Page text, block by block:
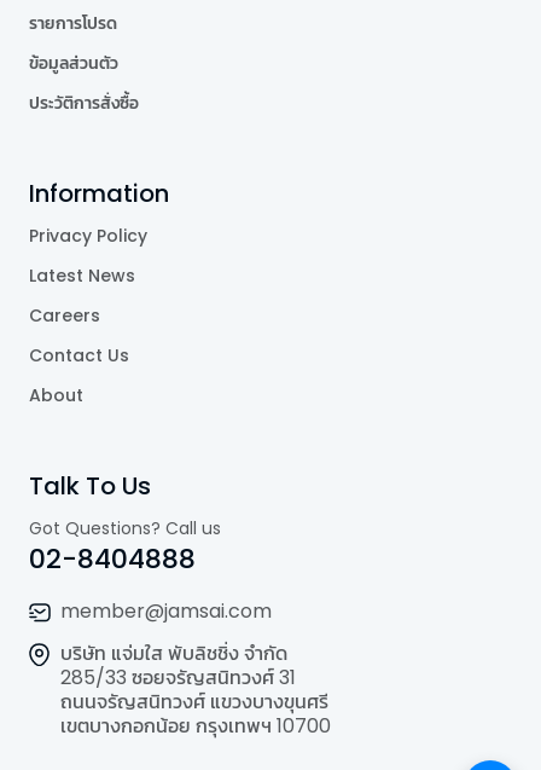
รายการโปรด
ข้อมูลส่วนตัว
ประวัติการสั่งซื้อ
Information
Privacy Policy
Latest News
Careers
Contact Us
About
Talk To Us
Got Questions? Call us
02-8404888
member@jamsai.com
บริษัท แจ่มใส พับลิชชิ่ง จำกัด
285/33 ซอยจรัญสนิทวงศ์ 31
ถนนจรัญสนิทวงศ์ แขวงบางขุนศรี
เขตบางกอกน้อย กรุงเทพฯ 10700